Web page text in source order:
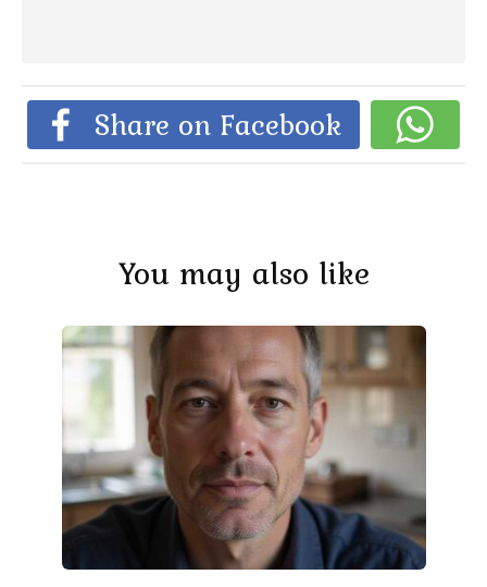
Share on Facebook
You may also like